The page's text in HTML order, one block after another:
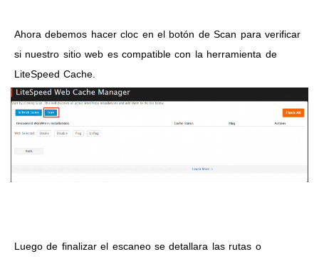
Ahora debemos hacer cloc en el botón de Scan para verificar
si nuestro sitio web es compatible con la herramienta de
LiteSpeed Cache.
Luego de finalizar el escaneo se detallara las rutas o